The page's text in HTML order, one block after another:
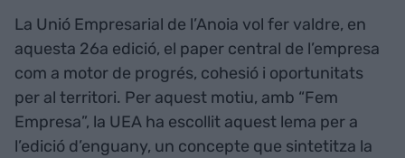
La Unió Empresarial de l’Anoia vol fer valdre, en
aquesta 26a edició, el paper central de l’empresa
com a motor de progrés, cohesió i oportunitats
per al territori. Per aquest motiu, amb “Fem
Empresa”, la UEA ha escollit aquest lema per a
l’edició d’enguany, un concepte que sintetitza la